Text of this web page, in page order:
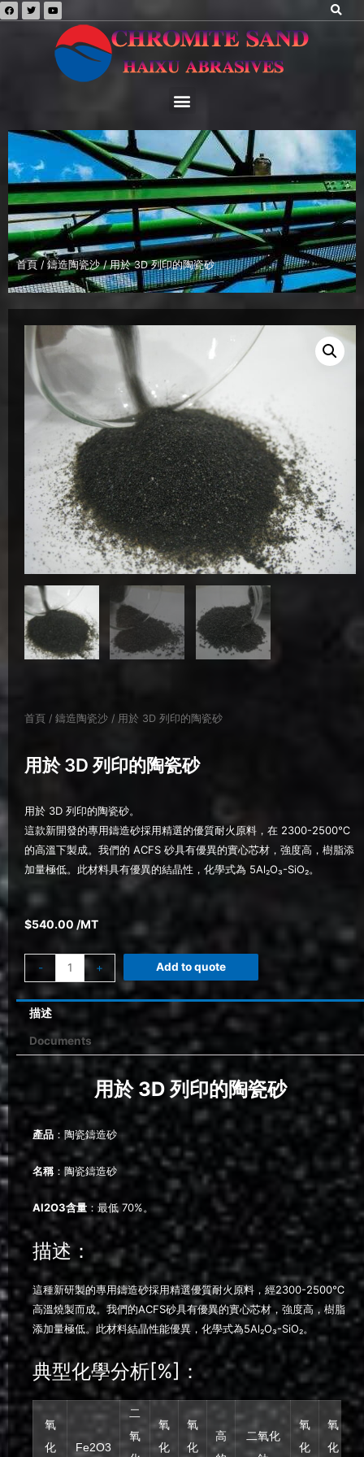
首頁 / 鑄造陶瓷沙/ 用於 3D 列印的陶瓷砂
首頁 / 鑄造陶瓷沙 / 用於 3D 列印的陶瓷砂
用於 3D 列印的陶瓷砂
用於 3D 列印的陶瓷砂。
這款新開發的專用鑄造砂採用精選的優質耐火原料，在 2300-2500℃
的高溫下製成。我們的 ACFS 砂具有優異的實心芯材，強度高，樹脂添
加量極低。此材料具有優異的結晶性，化學式為 5Al₂O₃-SiO₂。
$540.00 /MT
- + Add to quote
描述
Documents
用於 3D 列印的陶瓷砂
產品 ：陶瓷鑄造砂
名稱：陶瓷鑄造砂
Al2O3含量 ：最低 70%。
描述：
這種新研製的專用鑄造砂採用精選優質耐火原料，經2300-2500℃
高溫燒製而成。我們的ACFS砂具有優異的實心芯材，強度高，樹脂
添加量極低。此材料結晶性能優異，化學式為5Al₂O₃-SiO₂。
典型化學分析[%]：
氧
化
Fe2O3
二
氧
氧
化
氧
化
高
二氧化
氧
化
氧
化